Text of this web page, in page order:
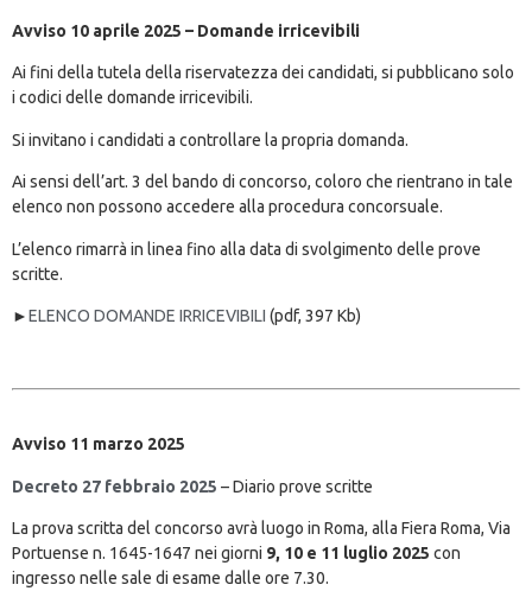
Avviso 10 aprile 2025 – Domande irricevibili
Ai fini della tutela della riservatezza dei candidati, si pubblicano solo
i codici delle domande irricevibili.
Si invitano i candidati a controllare la propria domanda.
Ai sensi dell’art. 3 del bando di concorso, coloro che rientrano in tale
elenco non possono accedere alla procedura concorsuale.
L’elenco rimarrà in linea fino alla data di svolgimento delle prove
scritte.
►ELENCO DOMANDE IRRICEVIBILI (pdf, 397 Kb)
Avviso 11 marzo 2025
Decreto 27 febbraio 2025 –Diario prove scritte
La prova scritta del concorso avrà luogo in Roma, alla Fiera Roma, Via
Portuense n. 1645-1647 nei giorni 9, 10 e 11 luglio 2025 con
ingresso nelle sale di esame dalle ore 7.30.